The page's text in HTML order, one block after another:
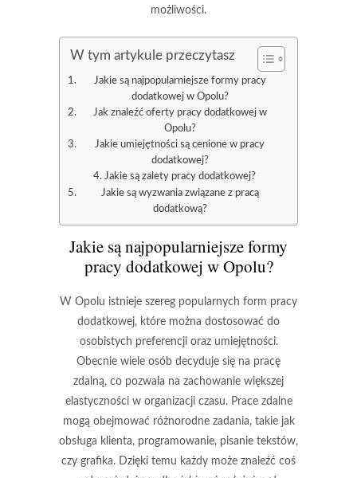
możliwości.
W tym artykule przeczytasz
Jakie są najpopularniejsze formy pracy
dodatkowej w Opolu?
Jak znaleźć oferty pracy dodatkowej w
Opolu?
Jakie umiejętności są cenione w pracy
dodatkowej?
Jakie są zalety pracy dodatkowej?
Jakie są wyzwania związane z pracą
dodatkową?
Jakie są najpopularniejsze formy
pracy dodatkowej w Opolu?
W Opolu istnieje szereg popularnych form pracy
dodatkowej, które można dostosować do
osobistych preferencji oraz umiejętności.
Obecnie wiele osób decyduje się na pracę
zdalną, co pozwala na zachowanie większej
elastyczności w organizacji czasu. Prace zdalne
mogą obejmować różnorodne zadania, takie jak
obsługa klienta, programowanie, pisanie tekstów,
czy grafika. Dzięki temu każdy może znaleźć coś